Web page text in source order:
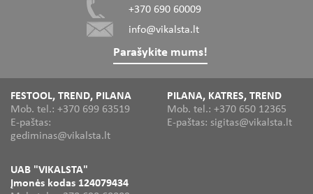
+370 690 60009
info@vikalsta.lt
Parašykite mums!
FESTOOL, TREND, PILANA
Mob. tel.: +370 699 63519
E-paštas:
gediminas@vikalsta.lt
PILANA, KATRES, TREND
Mob. tel.: +370 650 12365
E-paštas: sigitas@vikalsta.lt
UAB "VIKALSTA"
Įmonės kodas 124079434